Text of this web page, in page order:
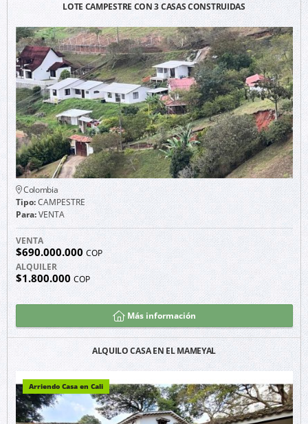
LOTE CAMPESTRE CON 3 CASAS CONSTRUIDAS
Colombia
Tipo:CAMPESTRE
Para:VENTA
VENTA
$690.000.000COP
ALQUILER
$1.800.000COP
Más información
ALQUILO CASA EN EL MAMEYAL
Arriendo Casa en Cali